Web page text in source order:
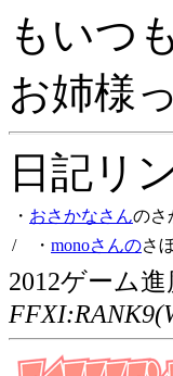
もいつ
お姉様
日記リ
・ おさかなさんのさ
/ ・ monoさんのさ
2012ゲーム進